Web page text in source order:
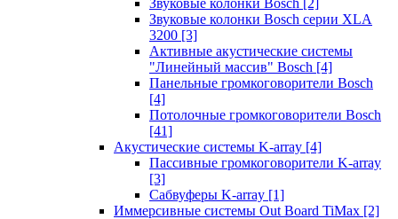
Звуковые колонки Bosch [2]
Звуковые колонки Bosch серии XLA
3200 [3]
Активные акустические системы
"Линейный массив" Bosch [4]
Панельные громкоговорители Bosch
[4]
Потолочные громкоговорители Bosch
[41]
Акустические системы K-array [4]
Пассивные громкоговорители K-array
[3]
Сабвуферы K-array [1]
Иммерсивные системы Out Board TiMax [2]